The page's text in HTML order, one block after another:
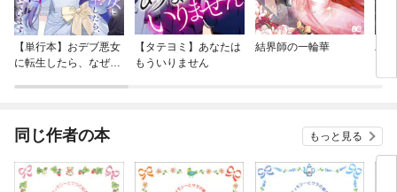
【単行本】おデブ悪女
に転生したら、なぜか
【タテヨミ】あなたは
もういりません
結界師の一輪華
バ
今
同じ作者の本 もっと見る